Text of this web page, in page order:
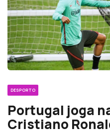
DESPORTO
Portugal joga
Cristiano